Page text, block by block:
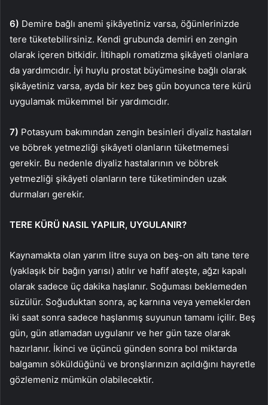
6) Demire bağlı anemi şikâyetiniz varsa, öğünlerinizde
tere tüketebilirsiniz. Kendi grubunda demiri en zengin
olarak içeren bitkidir. İltihaplı romatizma şikâyeti olanlara
da yardımcıdır. İyi huylu prostat büyümesine bağlı olarak
şikâyetiniz varsa, ayda bir kez beş gün boyunca tere kürü
uygulamak mükemmel bir yardımcıdır.
7) Potasyum bakımından zengin besinleri diyaliz hastaları
ve böbrek yetmezliği şikâyeti olanların tüketmemesi
gerekir. Bu nedenle diyaliz hastalarının ve böbrek
yetmezliği şikâyeti olanların tere tüketiminden uzak
durmaları gerekir.
TERE KÜRÜ NASIL YAPILIR, UYGULANIR?
Kaynamakta olan yarım litre suya on beş-on altı tane tere
(yaklaşık bir bağın yarısı) atılır ve hafif ateşte, ağzı kapalı
olarak sadece üç dakika haşlanır. Soğuması beklemeden
süzülür. Soğuduktan sonra, aç karnına veya yemeklerden
iki saat sonra sadece haşlanmış suyunun tamamı içilir. Beş
gün, gün atlamadan uygulanır ve her gün taze olarak
hazırlanır. İkinci ve üçüncü günden sonra bol miktarda
balgamın söküldüğünü ve bronşlarınızın açıldığını hayretle
gözlemeniz mümkün olabilecektir.